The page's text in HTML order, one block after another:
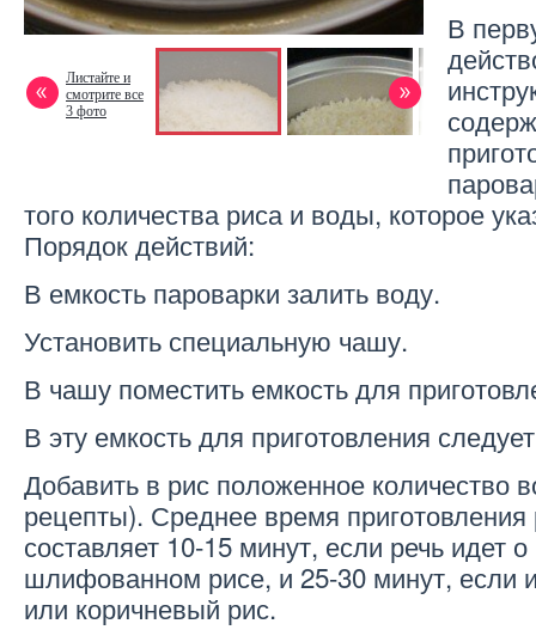
Листайте и
смотрите все
3 фото
В
того количества риса и воды, которое
Порядок действий:
В емкость пароварки залить воду.
Установить специальную чашу.
В чашу поместить емкость для
В эту емкость для приготовления
Добавить в рис положенное количество
рецепты). Среднее время приготовления
составляет 10-15 минут, если речь идет
шлифованном рисе, и 25-30 минут, если
или коричневый рис.